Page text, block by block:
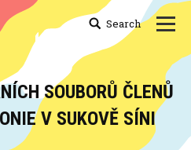
Search:
Search
SOUBORŮ ČLENŮ
V SUKOVĚ SÍNI
You are here: